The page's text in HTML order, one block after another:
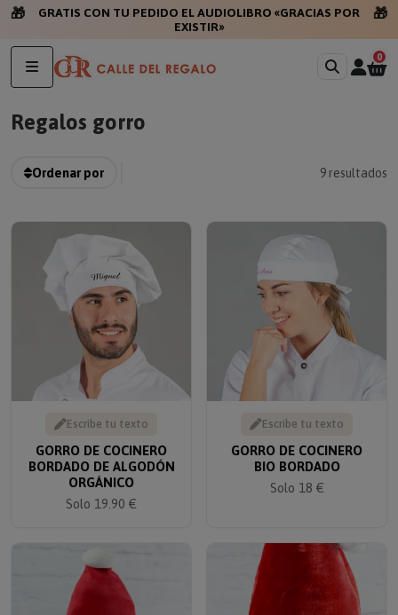
🎁
GRATIS CON TU PEDIDO EL AUDIOLIBRO «GRACIAS POR
EXISTIR»
🎁
0
Regalos gorro
Ordenar por 9 resultados
Escribe tu texto
GORRO DE COCINERO
BORDADO DE ALGODÓN
ORGÁNICO
Solo 19.90 €
Escribe tu texto
GORRO DE COCINERO
BIO BORDADO
Solo 18 €